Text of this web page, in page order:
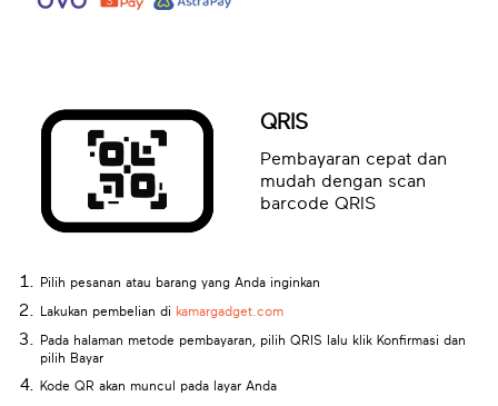
QRIS
Pembayaran cepat dan
mudah dengan scan
barcode QRIS
Pilih pesanan atau barang yang Anda inginkan
Lakukan pembelian di kamargadget.com
Pada halaman metode pembayaran, pilih QRIS lalu klik Konfirmasi dan
pilih Bayar
Kode QR akan muncul pada layar Anda